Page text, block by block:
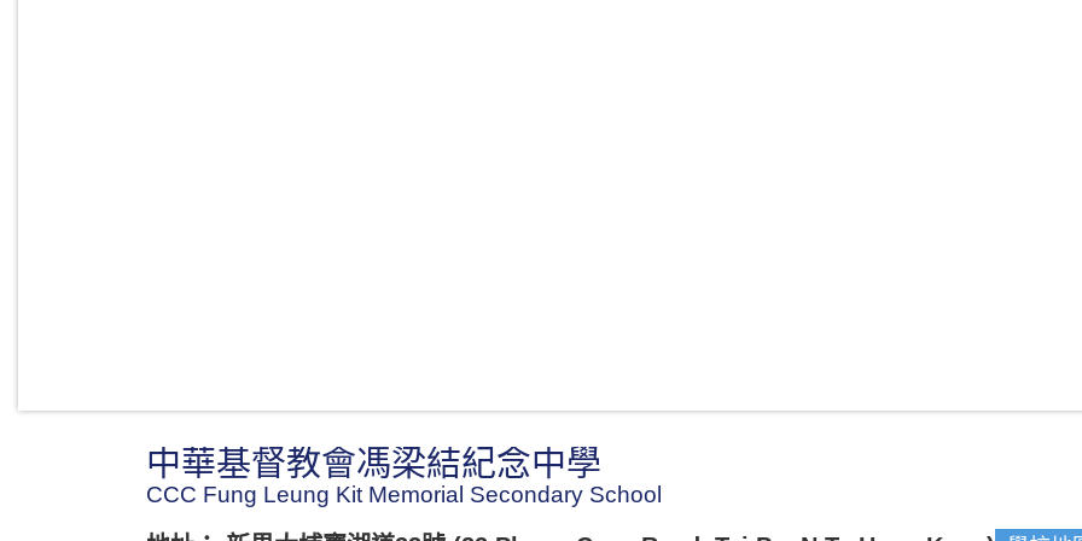
中華基督教會馮梁結紀念中學
CCC Fung Leung Kit Memorial Secondary School